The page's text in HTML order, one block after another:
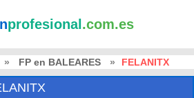
profesional .com.es
» FP en BALEARES » FELANITX